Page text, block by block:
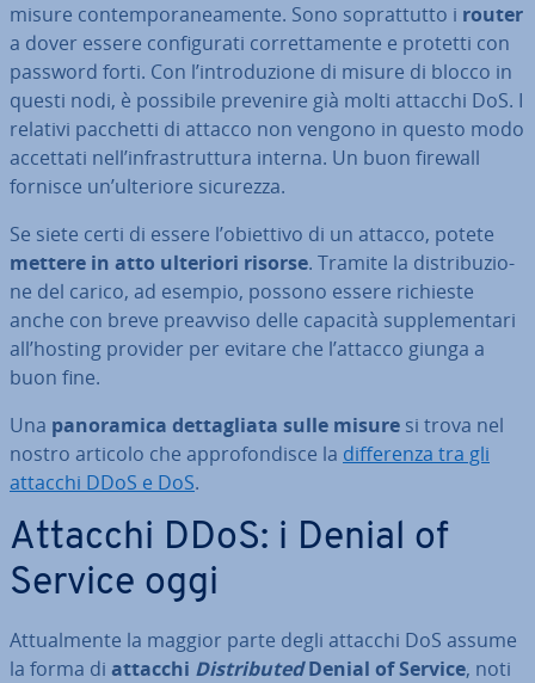
misure con­tem­po­ra­nea­men­te. Sono so­prat­tut­to i router
a dover essere con­fi­gu­ra­ti cor­ret­ta­men­te e protetti con
password forti. Con l’in­tro­du­zio­ne di misure di blocco in
questi nodi, è possibile prevenire già molti attacchi DoS. I
relativi pacchetti di attacco non vengono in questo modo
accettati nell’in­fra­strut­tu­ra interna. Un buon firewall
fornisce un’ulteriore sicurezza.
Se siete certi di essere l’obiettivo di un attacco, potete
mettere in atto ulteriori risorse. Tramite la di­stri­bu­zio­
ne del carico, ad esempio, possono essere richieste
anche con breve preavviso delle capacità sup­ple­men­ta­ri
all’hosting provider per evitare che l’attacco giunga a
buon fine.
Una pa­no­ra­mi­ca det­ta­glia­ta sulle misure si trova nel
nostro articolo che ap­pro­fon­di­sce la dif­fe­ren­za tra gli
attacchi DDoS e DoS.
Attacchi DDoS: i Denial of
Service oggi
At­tual­men­te la maggior parte degli attacchi DoS assume
la forma di attacchi Di­stri­bu­tedDenial of Service, noti